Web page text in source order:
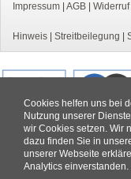
Cookies helfen uns bei
Nutzung unserer
wir Cookies setzen. Wir
dazu finden Sie in
unserer Webseite
Analytics einverstanden.
Impressum AGB Widerruf|
Hinweis Streitbeilegung